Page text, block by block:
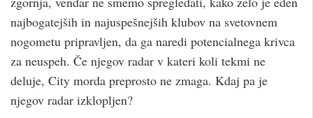
najbogatejših in najuspešnejših klubov na svetovnem
nogometu pripravljen, da ga naredi potencialnega krivca
za neuspeh. Če njegov radar v kateri koli tekmi ne
deluje, City morda preprosto ne zmaga. Kdaj pa je
njegov radar izklopljen?